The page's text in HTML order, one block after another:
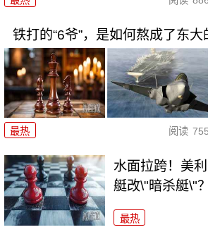
铁打的“6爷”，是如何熬成了东大
最热 阅读
水面拉跨！美
艇改\"暗杀艇\"？
最热